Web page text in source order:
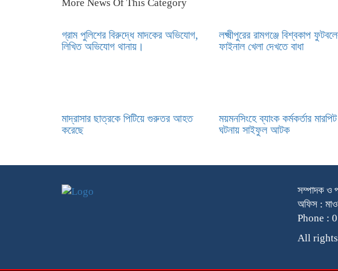
More News Of This Category
গ্রাম পুলিশের বিরুদ্ধে মাদকের অভিযোগ,
লিখিত অভিযোগ থানায়।
লক্ষ্মীপুরের রামগঞ্জে বিশ্বকাপ
ফাইনাল খেলা দেখতে বাধা
মাদ্রাসার ছাত্রকে পিটিয়ে গুরুতর আহত
করেছে
ময়মনসিংহে ব্যাংক কর্মকর্তার মারপিট
ঘটনায় সাইফুল আটক
সম্পাদক ও
অফিস :
Phone :
All